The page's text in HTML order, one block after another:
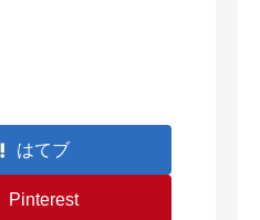
はてブ
Pinterest